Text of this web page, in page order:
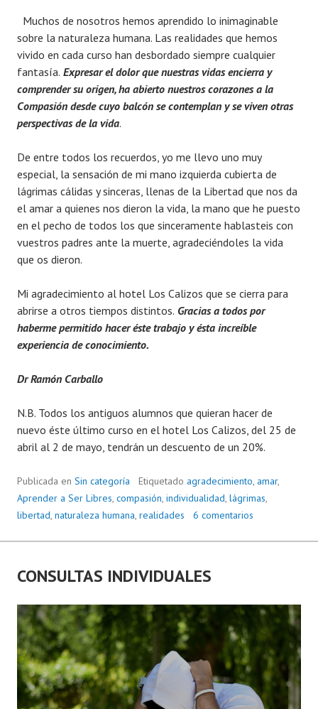
Muchos de nosotros hemos aprendido lo inimaginable
sobre la naturaleza humana. Las realidades que hemos
vivido en cada curso han desbordado siempre cualquier
fantasía. Expresar el dolor que nuestras vidas encierra y
comprender su origen, ha abierto nuestros corazones a la
Compasión desde cuyo balcón se contemplan y se viven otras
perspectivas de la vida.
De entre todos los recuerdos, yo me llevo uno muy
especial, la sensación de mi mano izquierda cubierta de
lágrimas cálidas y sinceras, llenas de la Libertad que nos da
el amar a quienes nos dieron la vida, la mano que he puesto
en el pecho de todos los que sinceramente hablasteis con
vuestros padres ante la muerte, agradeciéndoles la vida
que os dieron.
Mi agradecimiento al hotel Los Calizos que se cierra para
abrirse a otros tiempos distintos. Gracias a todos por
haberme permitido hacer éste trabajo y ésta increíble
experiencia de conocimiento.
Dr Ramón Carballo
N.B. Todos los antiguos alumnos que quieran hacer de
nuevo éste último curso en el hotel Los Calizos, del 25 de
abril al 2 de mayo, tendrán un descuento de un 20%.
Publicada en Sin categoría Etiquetado agradecimiento, amar,
Aprender a Ser Libres, compasión, individualidad, lágrimas,
libertad, naturaleza humana, realidades 6 comentarios
CONSULTAS INDIVIDUALES